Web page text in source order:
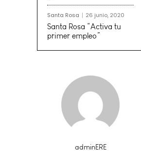
Santa Rosa 26 junio, 2020
Santa Rosa “Activa tu
primer empleo”
adminERE